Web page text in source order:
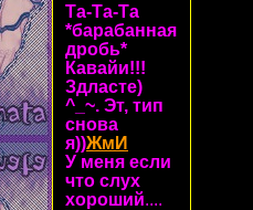
Та-Та-Та
*барабанная
дробь*
Кавайи!!!
Здласте)
^_~. Эт, тип
снова
я))ЖмИ
У меня если
что слух
хороший....